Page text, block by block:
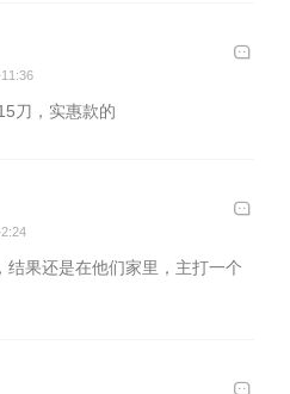
刀，实惠款的
结果还是在他们家里，主打一个